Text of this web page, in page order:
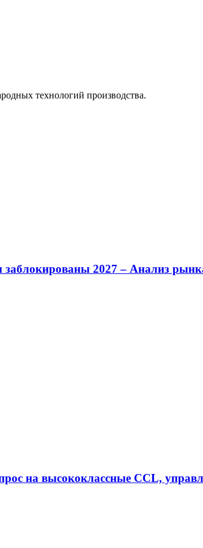
технологий производства.
заблокированы 2027 – Анализ
на высококлассные CCL,